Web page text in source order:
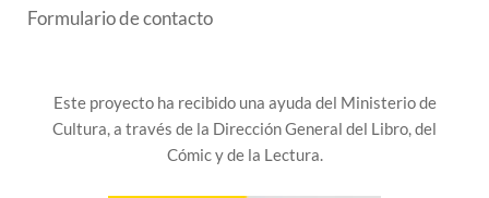
Formulario de contacto
Este proyecto ha recibido una ayuda del Ministerio de
Cultura, a través de la Dirección General del Libro, del
Cómic y de la Lectura.